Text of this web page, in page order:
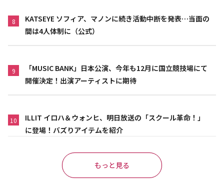
8
KATSEYE ソフィア、マノンに続き活動中断を発表…当面の
間は4人体制に（公式）
9
「MUSIC BANK」日本公演、今年も12月に国立競技場にて
開催決定！出演アーティストに期待
10
ILLIT イロハ＆ウォンヒ、明日放送の「スクール革命！」
に登場！バズりアイテムを紹介
もっと見る